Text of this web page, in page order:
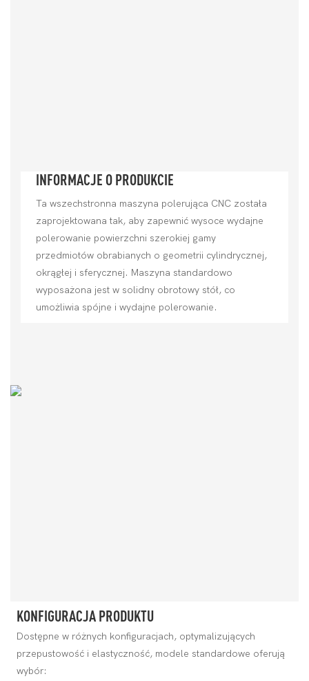
INFORMACJE O PRODUKCIE
Ta wszechstronna maszyna polerująca CNC została
zaprojektowana tak, aby zapewnić wysoce wydajne
polerowanie powierzchni szerokiej gamy
przedmiotów obrabianych o geometrii cylindrycznej,
okrągłej i sferycznej. Maszyna standardowo
wyposażona jest w solidny obrotowy stół, co
umożliwia spójne i wydajne polerowanie.
KONFIGURACJA PRODUKTU
Dostępne w różnych konfiguracjach, optymalizujących
przepustowość i elastyczność, modele standardowe oferują
wybór: